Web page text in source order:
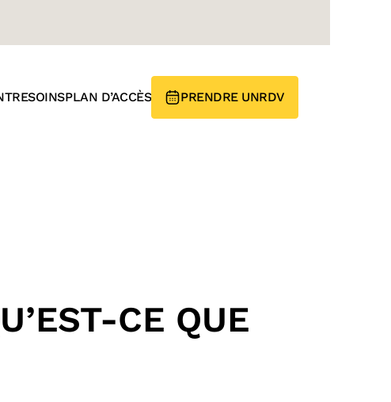
SOINSPLAN D’ACCÈS PRENDRE UNRDV
CE QUE